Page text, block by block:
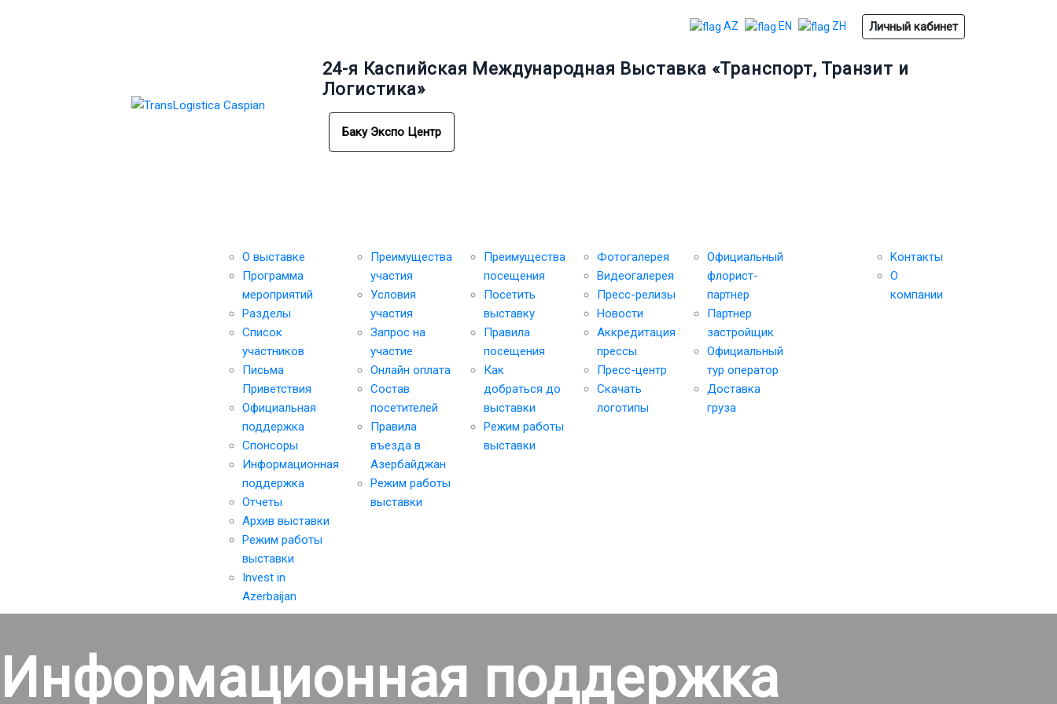
AZ EN ZH Личный кабинет
24-я Каспийская Международная Выставка «Транспорт, Транзит и
Логистика»
Баку Экспо Центр
О выставке
Программа
мероприятий
Разделы
Список
участников
Письма
Приветствия
Официальная
поддержка
Спонсоры
Информационная
поддержка
Отчеты
Архив выставки
Режим работы
выставки
Invest in
Azerbaijan
Преимущества
участия
Условия
участия
Запрос на
участие
Онлайн оплата
Состав
посетителей
Правила
въезда в
Азербайджан
Режим работы
выставки
Преимущества
посещения
Посетить
выставку
Правила
посещения
Как
добраться до
выставки
Режим работы
выставки
Фотогалерея
Видеогалерея
Пресс-релизы
Новости
Аккредитация
прессы
Пресс-центр
Скачать
логотипы
Официальный
флорист-
партнер
Партнер
застройщик
Официальный
тур оператор
Доставка
груза
Kонтакты
О
компании
Информационная поддержка